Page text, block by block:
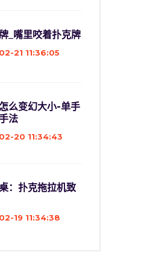
_嘴里咬着扑克牌
21 11:36:05
么变幻大小-单手
法
20 11:34:43
：扑克拖拉机致
19 11:34:38